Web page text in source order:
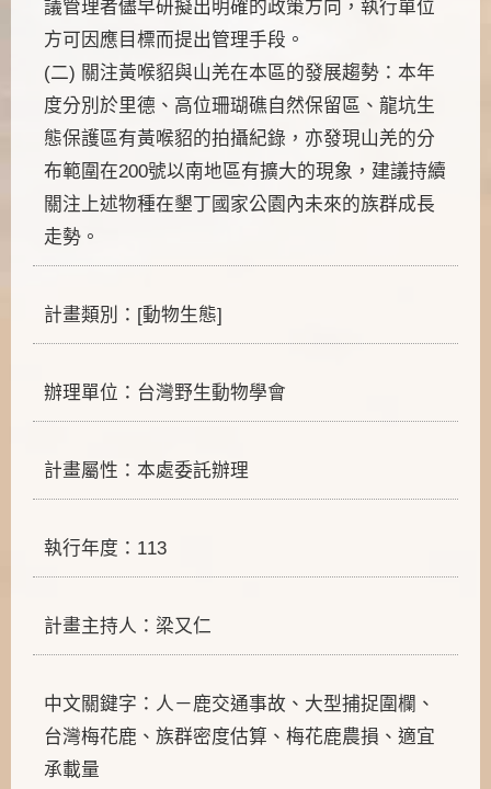
議管理者儘早研擬出明確的政策方向，執行單位
方可因應目標而提出管理手段。
(二) 關注黃喉貂與山羌在本區的發展趨勢：本年
度分別於里德、高位珊瑚礁自然保留區、龍坑生
態保護區有黃喉貂的拍攝紀錄，亦發現山羌的分
布範圍在200號以南地區有擴大的現象，建議持續
關注上述物種在墾丁國家公園內未來的族群成長
走勢。
計畫類別：[動物生態]
辦理單位：台灣野生動物學會
計畫屬性：本處委託辦理
執行年度：113
計畫主持人：梁又仁
中文關鍵字：人－鹿交通事故、大型捕捉圍欄、
台灣梅花鹿、族群密度估算、梅花鹿農損、適宜
承載量